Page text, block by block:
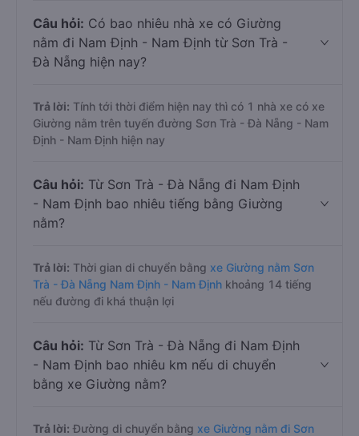
Câu hỏi: Có bao nhiêu nhà xe có Giường
nằm đi Nam Định - Nam Định từ Sơn Trà -
Đà Nẵng hiện nay?
Trả lời: Tính tới thời điểm hiện nay thì có 1 nhà xe có xe
Giường nằm trên tuyến đường Sơn Trà - Đà Nẵng - Nam
Định - Nam Định hiện nay
Câu hỏi: Từ Sơn Trà - Đà Nẵng đi Nam Định
- Nam Định bao nhiêu tiếng bằng Giường
nằm?
Trả lời: Thời gian di chuyển bằng xe Giường nằm Sơn
Trà - Đà Nẵng Nam Định - Nam Định khoảng 14 tiếng
nếu đường đi khá thuận lợi
Câu hỏi: Từ Sơn Trà - Đà Nẵng đi Nam Định
- Nam Định bao nhiêu km nếu di chuyển
bằng xe Giường nằm?
Trả lời: Đường di chuyển bằng xe Giường nằm đi Sơn